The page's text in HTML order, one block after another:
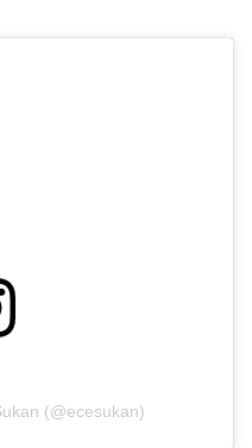
(@ecesukan)